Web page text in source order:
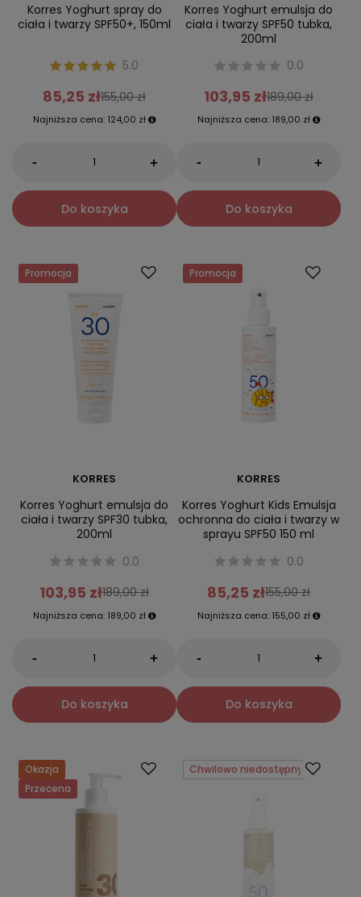
Korres Yoghurt spray do
ciała i twarzy SPF50+, 150ml
5.0
85,25 zł155,00 zł
Najniższa cena: 124,00 zł
- +
Do koszyka
Korres Yoghurt emulsja do
ciała i twarzy SPF50 tubka,
200ml
0.0
103,95 zł189,00 zł
Najniższa cena: 189,00 zł
- +
Do koszyka
Promocja
KORRES
Korres Yoghurt emulsja do
ciała i twarzy SPF30 tubka,
200ml
0.0
103,95 zł189,00 zł
Najniższa cena: 189,00 zł
- +
Do koszyka
Promocja
KORRES
Korres Yoghurt Kids Emulsja
ochronna do ciała i twarzy w
sprayu SPF50 150 ml
0.0
85,25 zł155,00 zł
Najniższa cena: 155,00 zł
- +
Do koszyka
Okazja
Przecena
Chwilowo niedostępny